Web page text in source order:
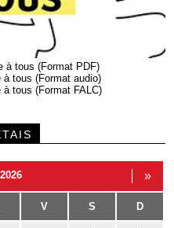
à tous (Format PDF)
tous (Format audio)
tous (Format FALC)
»
V S D